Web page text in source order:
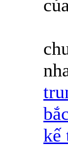
kế